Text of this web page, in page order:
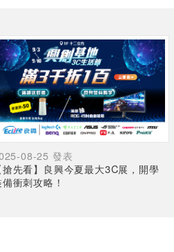
08-25 發表
搶先看】良興今夏最大3C展，開學
衝刺攻略！